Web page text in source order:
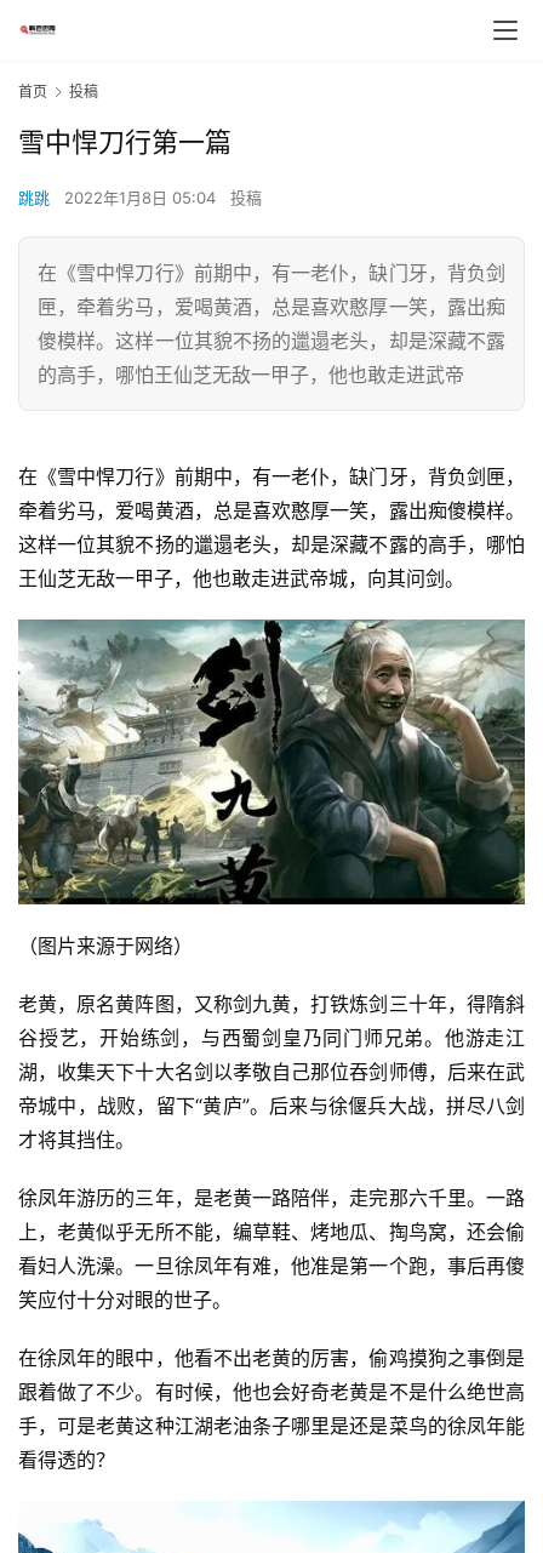
首页 投稿
雪中悍刀行第一篇
跳跳 2022年1月8日 05:04 投稿
在《雪中悍刀行》前期中，有一老仆，缺门牙，背负剑
匣，牵着劣马，爱喝黄酒，总是喜欢憨厚一笑，露出痴
傻模样。这样一位其貌不扬的邋遢老头，却是深藏不露
的高手，哪怕王仙芝无敌一甲子，他也敢走进武帝
在《雪中悍刀行》前期中，有一老仆，缺门牙，背负剑匣，
牵着劣马，爱喝黄酒，总是喜欢憨厚一笑，露出痴傻模样。
这样一位其貌不扬的邋遢老头，却是深藏不露的高手，哪怕
王仙芝无敌一甲子，他也敢走进武帝城，向其问剑。
（图片来源于网络）
老黄，原名黄阵图，又称剑九黄，打铁炼剑三十年，得隋斜
谷授艺，开始练剑，与西蜀剑皇乃同门师兄弟。他游走江
湖，收集天下十大名剑以孝敬自己那位吞剑师傅，后来在武
帝城中，战败，留下“黄庐”。后来与徐偃兵大战，拼尽八剑
才将其挡住。
徐凤年游历的三年，是老黄一路陪伴，走完那六千里。一路
上，老黄似乎无所不能，编草鞋、烤地瓜、掏鸟窝，还会偷
看妇人洗澡。一旦徐凤年有难，他准是第一个跑，事后再傻
笑应付十分对眼的世子。
在徐凤年的眼中，他看不出老黄的厉害，偷鸡摸狗之事倒是
跟着做了不少。有时候，他也会好奇老黄是不是什么绝世高
手，可是老黄这种江湖老油条子哪里是还是菜鸟的徐凤年能
看得透的？